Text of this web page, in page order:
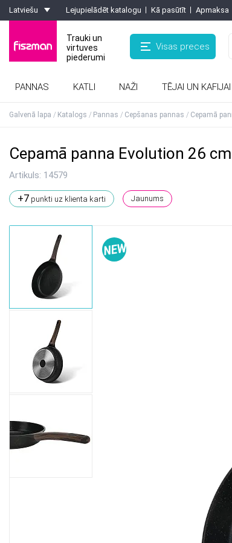
Latviešu Lejupielādēt katalogu Kā pasūtīt Apmaksa
Trauki un
virtuves
piederumi
Visas preces
PANNAS KATLI NAŽI TĒJAI UN KAFIJAI
Galvenā lapa Katalogs Pannas Cepšanas pannas Cepamā
Cepamā panna Evolution 26 cm
Artikuls: 14579
+7 punkti uz klienta karti Jaunums